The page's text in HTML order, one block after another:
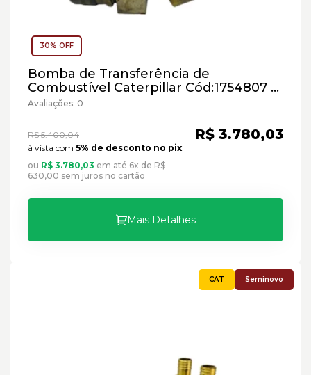
30% OFF
Bomba de Transferência de
Combustível Caterpillar Cód:1754807 -
Seminovo
Avaliações: 0
R$ 5.400,04 R$ 3.780,03
à vista com 5% de desconto no pix
ou R$ 3.780,03 em até 6x de R$
630,00 sem juros no cartão
Mais Detalhes
Seminovo